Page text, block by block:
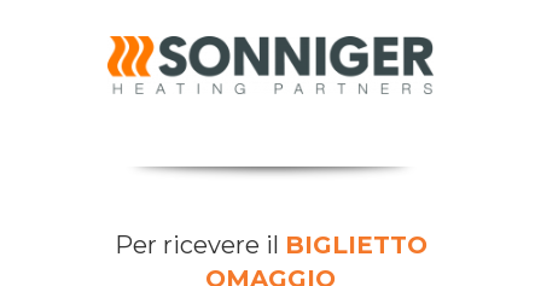
Per ricevere il BIGLIETTO
OMAGGIO